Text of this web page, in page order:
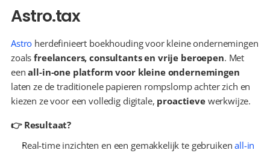
Astro.tax
Astro herdefinieert boekhouding voor kleine ondernemingen
zoals freelancers, consultants en vrije beroepen. Met
een all-in-one platform voor kleine ondernemingen
laten ze de traditionele papieren rompslomp achter zich en
kiezen ze voor een volledig digitale, proactieve werkwijze.
👉 Resultaat?
Real-time inzichten en een gemakkelijk te gebruiken all-in